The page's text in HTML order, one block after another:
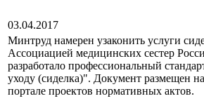
03.04.2017
Минтруд намерен узаконить услуги
Ассоциацией медицинских сестер
разработало профессиональный
уходу (сиделка)". Документ размещен
портале проектов нормативных актов.